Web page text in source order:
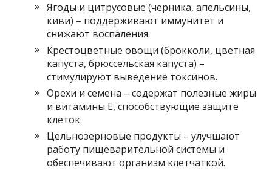
Ягоды и цитрусовые (черника, апельсины,
киви) – поддерживают иммунитет и
снижают воспаления.
Крестоцветные овощи (брокколи, цветная
капуста, брюссельская капуста) –
стимулируют выведение токсинов.
Орехи и семена – содержат полезные жиры
и витамины Е, способствующие защите
клеток.
Цельнозерновые продукты – улучшают
работу пищеварительной системы и
обеспечивают организм клетчаткой.